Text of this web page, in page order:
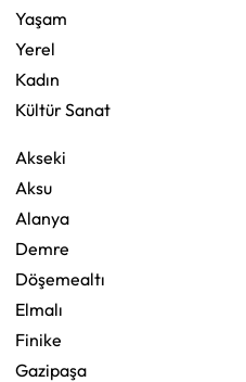
Yaşam
Yerel
Kadın
Kültür Sanat
Akseki
Aksu
Alanya
Demre
Döşemealtı
Elmalı
Finike
Gazipaşa